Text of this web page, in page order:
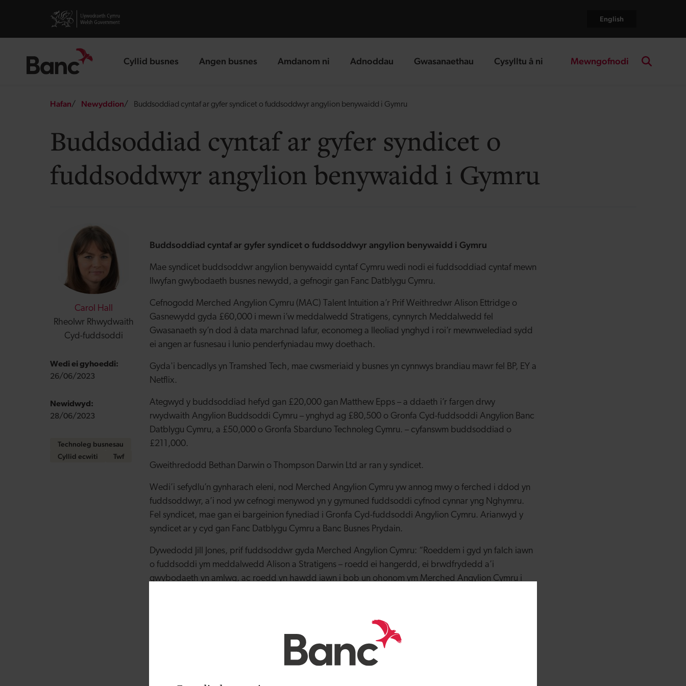
Visit gov.wales website English
Cyllid busnes
landing page Angen busnes
landing page Amdanom ni
landing page Adnoddau
landing page Gwasanaethau
landing page Cysylltu â ni
landing page Mewngofnodi
Breadcrumb
Hafan Newyddion Buddsoddiad cyntaf ar gyfer syndicet o fuddsoddwyr angylion benywaidd i Gymru
Buddsoddiad cyntaf ar gyfer syndicet o
fuddsoddwyr angylion benywaidd i Gymru
Carol Hall
Rheolwr Rhwydwaith
Cyd-fuddsoddi
Wedi ei gyhoeddi:
26/06/2023
Newidwyd:
28/06/2023
Technoleg busnesau
Cyllid ecwiti
Twf
Buddsoddiad cyntaf ar gyfer syndicet o fuddsoddwyr angylion benywaidd i Gymru
Mae syndicet buddsoddwr angylion benywaidd cyntaf Cymru wedi nodi ei fuddsoddiad cyntaf mewn
llwyfan gwybodaeth busnes newydd, a gefnogir gan Fanc Datblygu Cymru.
Cefnogodd Merched Angylion Cymru (MAC) Talent Intuition a’r Prif Weithredwr Alison Ettridge o
Gasnewydd gyda £60,000 i mewn i’w meddalwedd Stratigens, cynnyrch Meddalwedd fel
Gwasanaeth sy’n dod â data marchnad lafur, economeg a lleoliad ynghyd i roi’r mewnwelediad sydd
ei angen ar fusnesau i lunio penderfyniadau mwy doethach.
Gyda'i bencadlys yn Tramshed Tech, mae cwsmeriaid y busnes yn cynnwys brandiau mawr fel BP, EY a
Netflix.
Ategwyd y buddsoddiad hefyd gan £20,000 gan Matthew Epps – a ddaeth i’r fargen drwy
rwydwaith Angylion Buddsoddi Cymru – ynghyd ag £80,500 o Gronfa Cyd-fuddsoddi Angylion Banc
Datblygu Cymru, a £50,000 o Gronfa Sbarduno Technoleg Cymru. – cyfanswm buddsoddiad o
£211,000.
Gweithredodd Bethan Darwin o Thompson Darwin Ltd ar ran y syndicet.
Wedi’i sefydlu’n gynharach eleni, nod Merched Angylion Cymru yw annog mwy o ferched i ddod yn
fuddsoddwyr, a’i nod yw cefnogi menywod yn y gymuned fuddsoddi cyfnod cynnar yng Nghymru.
Fel syndicet, mae gan ei bargeinion fynediad i Gronfa Cyd-fuddsoddi Angylion Cymru. Arianwyd y
syndicet ar y cyd gan Fanc Datblygu Cymru a Banc Busnes Prydain.
Dywedodd Jill Jones, prif fuddsoddwr gyda Merched Angylion Cymru: “Roeddem i gyd yn falch iawn
o fuddsoddi ym meddalwedd Alison a Stratigens – roedd ei hangerdd, ei brwdfrydedd a’i
gwybodaeth yn amlwg, ac roedd yn hawdd iawn i bob un ohonom ym Merched Angylion Cymru i
“Mae’r meddalwedd yn mynd i’r afael â bwlch amlwg iawn yn y farchnad, ac mae’r ffaith bod Alison
yn rhedeg busnes sefydledig gyda hanes da wedi rhoi achos cryf i ni fod â hyder.”
Dywedodd Alison Ettridge, Prif Weithredwr Talent Intuition: “Rwyf wrth fy modd fy mod wedi derbyn